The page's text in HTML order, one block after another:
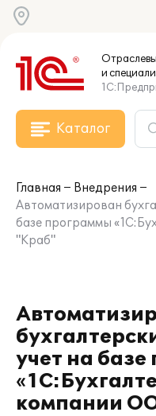
и
Каталог
Главная
Внедрения
Автоматизирован
базе программы
"Краб"
учет на
компании